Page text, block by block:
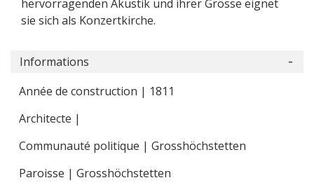
hervorragenden Akustik und ihrer Grösse eignet
sie sich als Konzertkirche.
Informations
Année de construction | 1811
Architecte |
Communauté politique | Grosshöchstetten
Paroisse | Grosshöchstetten